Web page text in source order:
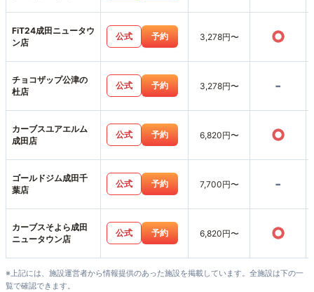
FiT24成田ニュータウ
ン店
公式 予約 3,278円〜 ○
チョコザップ公津の
杜店
公式 予約 3,278円〜 -
カーブスユアエルム
成田店
公式 予約 6,820円〜 ○
ゴールドジム成田千
葉店
公式 予約 7,700円〜 -
カーブスそよら成田
ニュータウン店
公式 予約 6,820円〜 ○
※上記には、施設運営者から情報提供のあった施設を掲載しています。全施設は下の一
覧で確認できます。